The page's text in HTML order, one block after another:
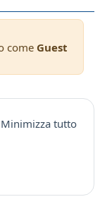
come Guest
Minimizza tutto